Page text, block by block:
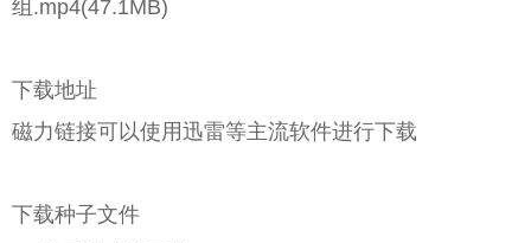
组.mp4(47.1MB)
下载地址
磁力链接可以使用迅雷等主流软件进行下载
下载种子文件